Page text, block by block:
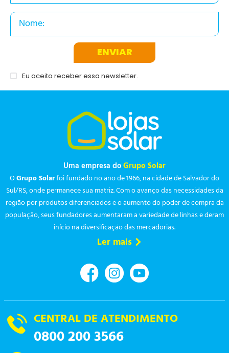
ENVIAR
Eu aceito receber essa newsletter.
Uma empresa doGrupo Solar
OGrupo Solarfoi fundado no ano de 1966, na cidade de Salvador do
Sul/RS, onde permanece sua matriz. Com o avanço das necessidades da
região por produtos diferenciados e o aumento do poder de compra da
população, seus fundadores aumentaram a variedade de linhas e deram
início na diversificação das mercadorias.
Ler mais
CENTRAL DE ATENDIMENTO
0800 200 3566